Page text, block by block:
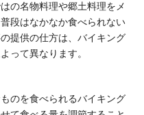
の名物料理や郷土料理をメ
段はなかなか食べられない
提供の仕方は、バイキング
って異なります。
のを食べられるバイキング